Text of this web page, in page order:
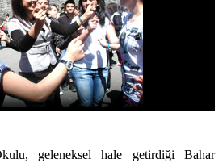
geleneksel hale getirdiği Bahar